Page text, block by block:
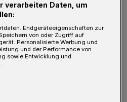
der in
Menschen mit
sowie
Unterstützern, sorgt
der Menschen mit
als 25 Jahren dafür,
verarbeiten Daten, um
Endgeräteeigenschaften zur
von oder Zugriff auf
Personalisierte Werbung und
und der Performance von
sowie Entwicklung und